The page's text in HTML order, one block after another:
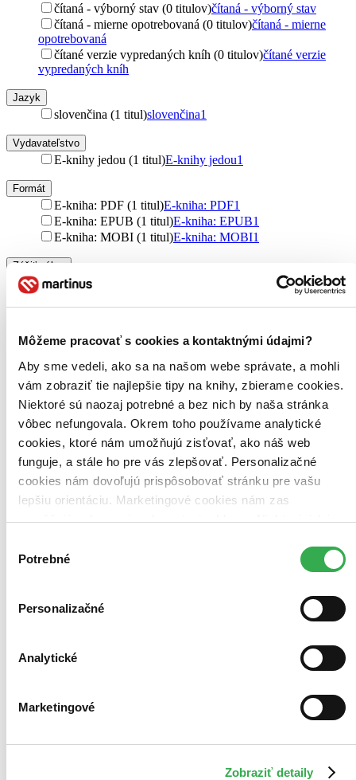
Môžeme pracovať s cookies a kontaktnými údajmi?
Aby sme vedeli, ako sa na našom webe správate, a mohli
vám zobraziť tie najlepšie tipy na knihy, zbierame cookies.
Niektoré sú naozaj potrebné a bez nich by naša stránka
vôbec nefungovala. Okrem toho používame analytické
cookies, ktoré nám umožňujú zisťovať, ako náš web
funguje, a stále ho pre vás zlepšovať. Personalizačné
cookies nám dovoľujú prispôsobovať stránku pre vašu
lepšiu orientáciu. Marketingové cookies nám zas
umožňujú zobrazenie relevantnej reklamy. Niektoré údaje
keby sme mohli používať všetky tieto cookies. Ďakujeme!
súhlasu
Potrebné
Personalizačné
Analytické
Marketingové
Zobraziť detaily
čítaná - výborný stav (0 titulov)čítaná - výborný stav
čítaná - mierne opotrebovaná (0 titulov)čítaná - mierne
opotrebovaná
čítané verzie vypredaných kníh (0 titulov)čítané verzie
vypredaných kníh
Jazyk
slovenčina (1 titul)slovenčina1
Vydavateľstvo
E-knihy jedou (1 titul)E-knihy jedou1
Formát
E-kniha: PDF (1 titul)E-kniha: PDF1
E-kniha: EPUB (1 titul)E-kniha: EPUB1
E-kniha: MOBI (1 titul)E-kniha: MOBI1
Zúžiť výber
Zoradiť
Bestsellery
Top hodnotené
Novinky
Najdrahšie
Najlacnejšie
Najvyššia zľava